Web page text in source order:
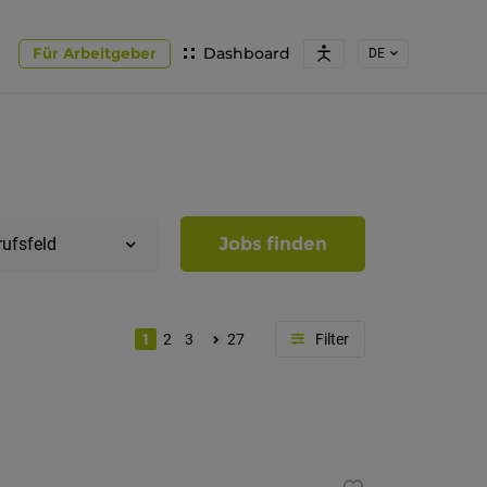
Dashboard
Für Arbeitgeber DE
Jobs finden
1 2 3 27